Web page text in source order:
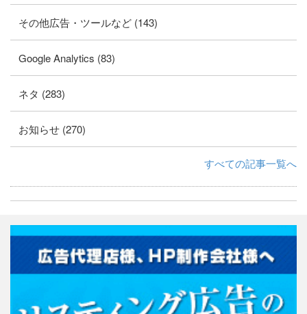
その他広告・ツールなど (143)
Google Analytics (83)
ネタ (283)
お知らせ (270)
すべての記事一覧へ